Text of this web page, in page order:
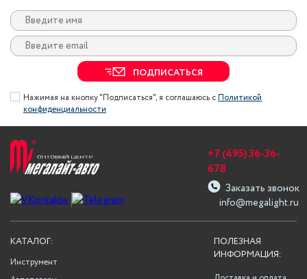
ПОДПИСАТЬСЯ
Нажимая на кнопку "Подписаться", я соглашаюсь сПолитикой
конфиденциальности
info@megalight.ru
+7 (495) 36-36-
678
Заказать звонок
ПОЛЕЗНАЯ
ИНФОРМАЦИЯ:
КАТАЛОГ:
Инструмент